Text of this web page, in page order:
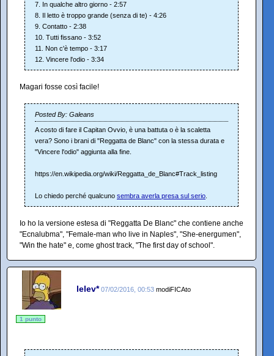
7. In qualche altro giorno - 2:57
8. Il letto è troppo grande (senza di te) - 4:26
9. Contatto - 2:38
10. Tutti fissano - 3:52
11. Non c'è tempo - 3:17
12. Vincere l'odio - 3:34
Magari fosse così facile!
Posted By: Galeans
A costo di fare il Capitan Ovvio, è una battuta o è la scaletta
vera? Sono i brani di "Reggatta de Blanc" con la stessa durata e
"Vincere l'odio" aggiunta alla fine.
https://en.wikipedia.org/wiki/Reggatta_de_Blanc#Track_listing
Lo chiedo perché qualcuno sembra averla presa sul serio
Io ho la versione estesa di "Reggatta De Blanc" che contiene anche
"Ecnalubma", "Female-man who live in Naples", "She-energumen",
"Win the hate" e, come ghost track, "The first day of school".
lelev* 07/02/2016, 00:53 modiFICAto
1 punto